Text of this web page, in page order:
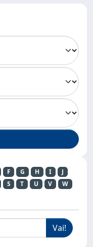
F G H I
J
S T U V
W